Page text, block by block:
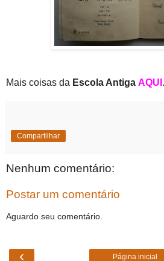
Mais coisas da Escola Antiga AQUI .
Compartilhar
Nenhum comentário:
Postar um comentário
Aguardo seu comentário.
‹ Página inicial